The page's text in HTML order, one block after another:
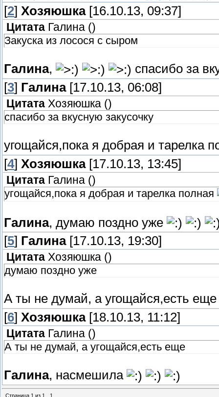
[2] Хозяюшка[16.10.13, 09:37]
Цитата Галина ()
Закуска из лосося с сыром
Галина,
спасибо за
[3] Галина[17.10.13, 06:08]
Цитата Хозяюшка ()
спасибо за вкусную закусочку
угощайся,пока я добрая и тарелка
[4] Хозяюшка[17.10.13, 13:45]
Цитата Галина ()
угощайся,пока я добрая и тарелка полная
Галина, думаю поздно уже
[5] Галина[17.10.13, 19:30]
Цитата Хозяюшка ()
думаю поздно уже
А ты не думай, а угощайся,есть
[6] Хозяюшка[18.10.13, 11:12]
Цитата Галина ()
А ты не думай, а угощайся,есть еще
Галина, насмешила
Страница 1 из 1 1